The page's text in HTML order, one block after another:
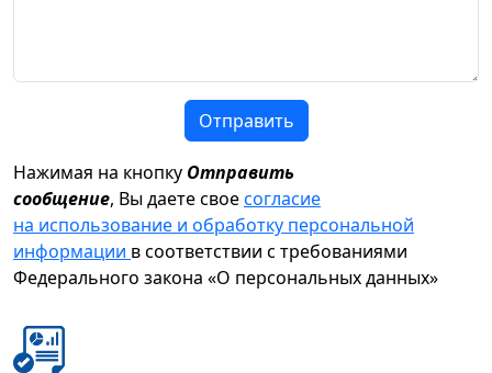
Отправить
Нажимая на кнопку Отправить
сообщение, Вы даете своесогласие
на использование и обработку персональной
информации в соответствии с требованиями
Федерального закона «О персональных данных»